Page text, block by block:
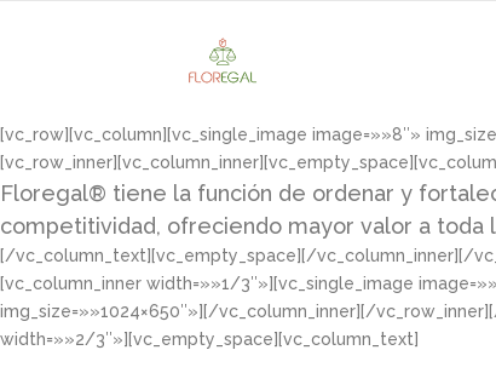
[vc_row][vc_column][vc_single_image image=»»8″»
Floregal® tiene la función de ordenar y
competitividad, ofreciendo mayor valor a toda
[/vc_column_text][vc_empty_space][/vc_column_inner][/
[vc_column_inner width=»»1/3″»][vc_single_image
img_size=»»1024×650″»][/vc_column_inner][/
width=»»2/3″»][vc_empty_space][vc_column_text]